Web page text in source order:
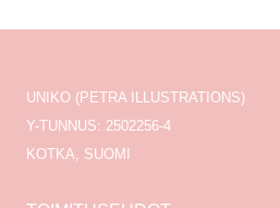
UNIKO (PETRA ILLUSTRATIONS)
Y-TUNNUS: 2502256-4
KOTKA, SUOMI